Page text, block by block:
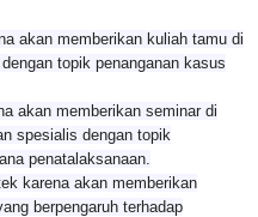
akan memberikan kuliah tamu di
topik penanganan kasus
akan memberikan seminar di
spesialis dengan topik
penatalaksanaan.
karena akan memberikan
berpengaruh terhadap